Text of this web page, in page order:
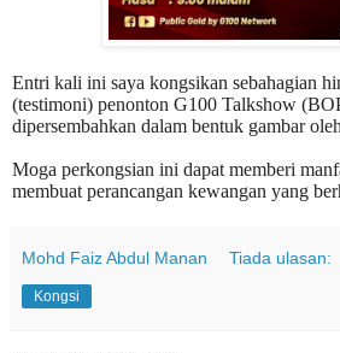
Entri kali ini saya kongsikan sebahagian
(testimoni) penonton G100 Talkshow
dipersembahkan dalam bentuk gambar oleh
Moga perkongsian ini dapat memberi
membuat perancangan kewangan yang
Mohd Faiz Abdul Manan Tiada ulasan:
Kongsi